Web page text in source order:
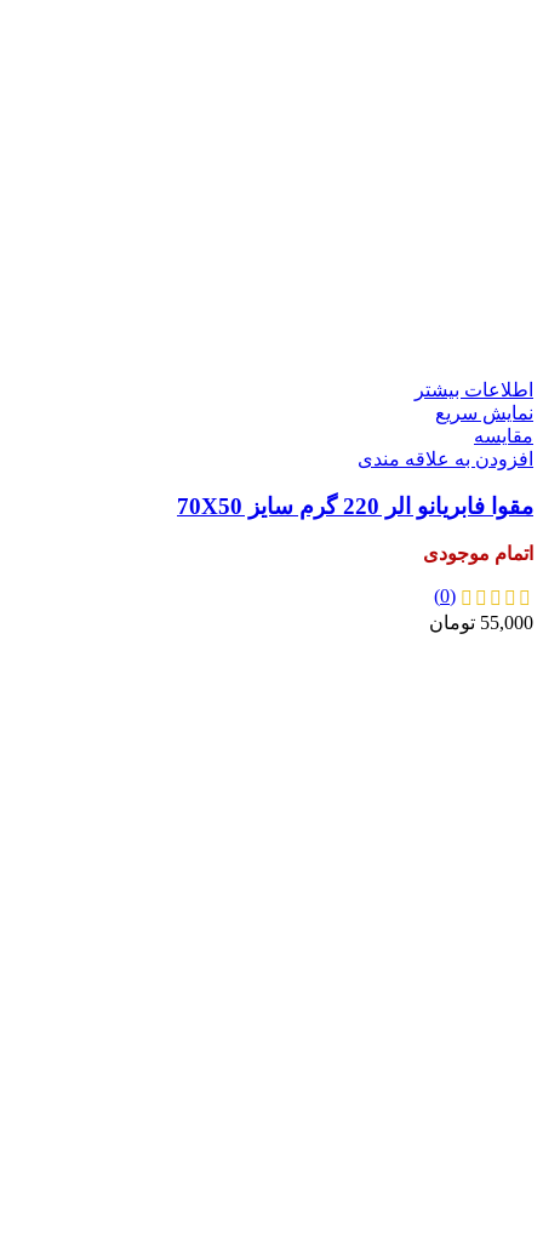
اطلاعات بیشتر
نمایش سریع
مقايسه
افزودن به علاقه مندی
مقوا فابریانو الر 220 گرم سایز 70X50
اتمام موجودی
(0)
55,000 تومان